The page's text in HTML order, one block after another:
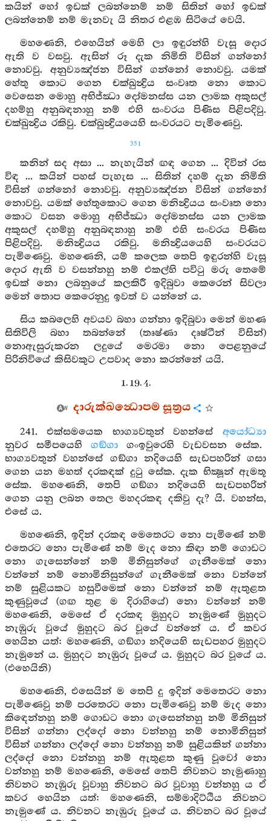
කයින් හෝ ඉඩක් ලබන්නෙම් නම් සිතින් හෝ ඉඩක්
ලබන්නෙම් නම් මැනවැ යි නිතර එළඹ සිටියේ වෙයි.
මහණෙනි, එහෙයින් මෙහි ලා ඉඳුරන්හි වැසූ දොර
ඇති ව වසවු. ඇසින් රූ දැක නිමිති විසින් ගන්නෝ
නොවවු. අනුව්‍යඤ්ජන විසින් ගන්නෝ නොවවු. යමක්
හේතු කොට ගෙන චක්ඛුන්‍ද්‍රිය සංවෘත නො කොට
වෙසෙන මොහු අභිජ්ඣා දෝමනස්ස යන ලාමක අකුසල්
දහම්හු අනුබඳනාහු නම් එහි සංවරය පිණිස පිළිපදිවු.
චක්ඛුන්‍ද්‍රිය රකිවු. චක්ඛුන්‍ද්‍රියයෙහි සංවරයට පැමිණෙවු.
351
කනින් සද අසා ... නැහැයින් ඟඳ ගෙන ... දිවින් රස
විඳ ... කයින් පහස් පැහැස ... සිතින් දහම් දැන නිමිති
විසින් ගන්නෝ නොවවු. අනුව්‍යඤ්ජන විසින් ගන්නෝ
නොවවු. යමක් හේතුකොට ගෙන මනින්‍ද්‍රියය සංවෘත නො
කොට වසන මොහු අභිජ්ඣා දෝමනස්ස යන ලාමක
අකුසල් දහම්හු අනුබඳනාහු නම් එහි සංවරය පිණිස
පිළිපදිවු. මනින්‍ද්‍රියය රකිවු. මනින්‍ද්‍රියයෙහි සංවරයට
පැමිණෙවු. මහණෙනි, යම් කලෙක තෙපි ඉඳුරන්හි වැසූ
දොර ඇති ව වසන්නහු නම් එකල්හි පවිටු මරු තෙමේ
ඉඩක් නො ලබනුයේ කලකිරී ඉදිබුවා කෙරෙන් සිවලා
මෙන් තොප කෙරෙනුදු ඉවත් ව යන්නේ ය.
සිය කබලෙහි අවයව බහා ගන්නා ඉදිබුවා මෙන් මහණ
සිතිවිලි බහා තබන්නේ (තෘෂ්ණා දෘෂ්ටීන් විසින්)
නොඇසුරුකරන ලදුයේ මෙරමා නො පෙළනුයේ
පිරිනිවියේ කිසිවකුට උපවාද නො කරන්නේ යයි.
1. 19. 4.
දාරුක්ඛන්‍ධොපම සූත්‍රය
241. එක්සමයෙක භාග්‍යවතුන් වහන්සේ අයෝධ්‍යා
නුවර සමීපයෙහි ගඞ්ගා ගංඉවුරෙහි වැඩවසන සේක.
භාග්‍යවතුන් වහන්සේ ගඞ්ගා නදියෙහි සැඩපහරින් ගසා
ගෙන යන මහත් දරකඳක් දුටු සේක. දැක භික්‍ෂූන් ඇමතූ
සේක. මහණෙනි, තෙපි ගඞ්ගා නදියෙහි සැඩපහරින්
ගෙන යනු ලබන තෙල මහදරකඳ දකිවු දැ? යි. වහන්ස,
එසේ ය.
මහණෙනි, ඉදින් දරකඳ මෙතෙරට නො පැමිණේ නම්
එතෙරට නො පැමිණේ නම් මැද නො කිඳා නම් ගොඩට
නො ගැසෙන්නේ නම් මිනිසුන්ගේ ගැනීමෙක් නො
වන්නේ නම් නොමිනිසුන්ගේ ගැනීමෙක් නො වන්නේ
නම් සුළියකට හසුවීමෙක් නො වන්නේ නම් ඇතුළත
කුණුවූයේ (ගඟ තුළ ම දිරාගියේ) නො වන්නේ නම්
මහණෙනි, මෙසේ ඒ දරකඳ මුහුදට නැමුණේ මුහුදට
නැඹුරු වූයේ මුහුදට බර වූයේ වන්නේ ය. ඒ කවර
හෙයින යත්: මහණෙනි, ගඞ්ගා නදියෙහි සැඩපහර මුහුදට
නැමුනේ ය. මුහුදට නැඹුරු වූයේ ය. මුහුදට බර වූයේ ය.
(එහෙයිනි)
මහණෙනි, එසෙයින් ම තෙපි දු ඉදින් මෙතෙරට නො
පැමිණෙවු නම් පරතෙරට නො පැමිණෙවු නම් මැද නො
කිඳෙන්නහු නම් ගොඩට නො ගැසෙන්නහු නම් මිනිසුන්
විසින් ගන්නා ලද්දෝ නො වන්නහු නම් නොමිනිසුන්
විසින් ගන්නා ලද්දෝ නො වන්නහු නම් සුළියකින් ගන්නා
ලද්දෝ නො වන්නහු නම් ඇතුළත කුණු වූවෝ නො
වන්නහු නම් මහණෙනි, මෙසේ තෙපි නිවනට නැමුණාහු
නිවනට නැඹුරු වූවාහු නිවනට බර වූවාහු වන්නහු ය ඒ
කවර හෙයින යත්: මහණෙනි, සම්මාදිට්ඨිය නිවනට
නැමුණේ ය. නිවනට නැඹුරු වූයේ ය. නිවනට බර වූයේ